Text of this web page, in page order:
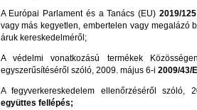
A Európai Parlament és a Tanács (EU) 2019/
vagy más kegyetlen, embertelen vagy megalázó
áruk kereskedelméről;
A védelmi vonatkozású termékek
egyszerűsítéséről szóló, 2009. május 6-i 2009/43/
A fegyverkereskedelem ellenőrzéséről szóló,
együttes fellépés;